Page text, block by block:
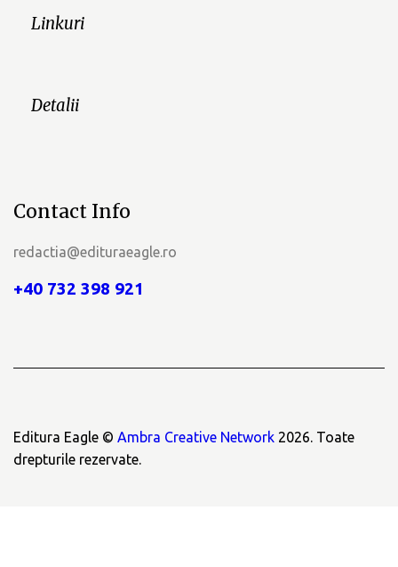
Linkuri
Detalii
Contact Info
redactia@edituraeagle.ro
+40 732 398 921
Editura Eagle © Ambra Creative Network 2026. Toate
drepturile rezervate.